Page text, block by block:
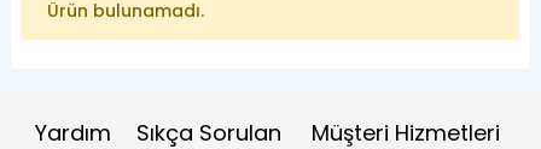
Ürün bulunamadı.
Yardım
Sıkça Sorulan
Müşteri Hizmetleri